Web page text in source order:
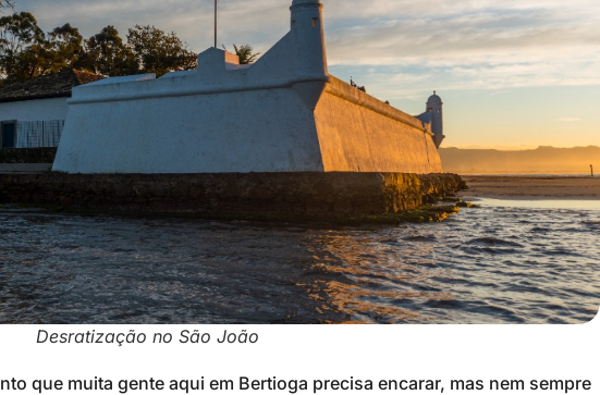
Desratização no São João
que muita gente aqui em Bertioga precisa encarar, mas nem sempre